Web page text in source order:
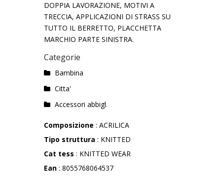
DOPPIA LAVORAZIONE, MOTIVI A
TRECCIA, APPLICAZIONI DI STRASS SU
TUTTO IL BERRETTO, PLACCHETTA
MARCHIO PARTE SINISTRA.
Categorie
Bambina
Citta'
Accessori abbigl.
Composizione : ACRILICA
Tipo struttura : KNITTED
Cat tess : KNITTED WEAR
Ean : 8055768064537